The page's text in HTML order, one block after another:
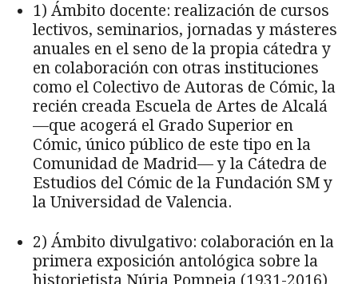
1) Ámbito docente: realización de cursos
lectivos, seminarios, jornadas y másteres
anuales en el seno de la propia cátedra y
en colaboración con otras instituciones
como el Colectivo de Autoras de Cómic, la
recién creada Escuela de Artes de Alcalá
—que acogerá el Grado Superior en
Cómic, único público de este tipo en la
Comunidad de Madrid— y la Cátedra de
Estudios del Cómic de la Fundación SM y
la Universidad de Valencia.
2) Ámbito divulgativo: colaboración en la
primera exposición antológica sobre la